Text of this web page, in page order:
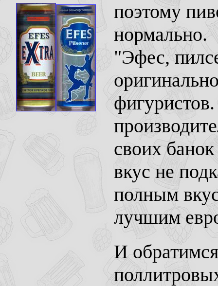
поэтому
нормально.
"Эфес,
своих
вкус не
полным
лучшим
И